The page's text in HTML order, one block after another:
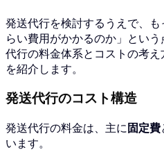
発送代行を検討するうえで、
らい費用がかかるのか」とい
代行の料金体系とコストの考
を紹介します。
発送代行のコスト構造
発送代行の料金は、主に 固定費
います。